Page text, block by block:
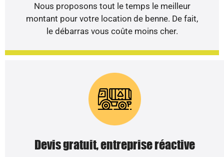
Nous proposons tout le temps le meilleur
montant pour votre location de benne. De fait,
le débarras vous coûte moins cher.
Devis gratuit, entreprise réactive